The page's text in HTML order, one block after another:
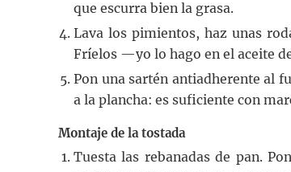
que escurra bien la grasa.
Lava los pimientos, haz unas
Fríelos —yo lo hago en el aceite
Pon una sartén antiadherente al
a la plancha: es suficiente con
Montaje de la tostada
Tuesta las rebanadas de pan.